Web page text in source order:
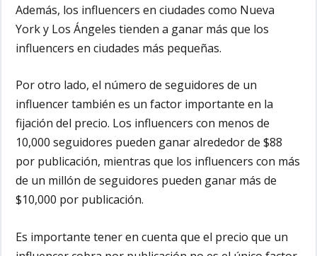
Además, los influencers en ciudades como Nueva
York y Los Ángeles tienden a ganar más que los
influencers en ciudades más pequeñas.
Por otro lado, el número de seguidores de un
influencer también es un factor importante en la
fijación del precio. Los influencers con menos de
10,000 seguidores pueden ganar alrededor de $88
por publicación, mientras que los influencers con más
de un millón de seguidores pueden ganar más de
$10,000 por publicación.
Es importante tener en cuenta que el precio que un